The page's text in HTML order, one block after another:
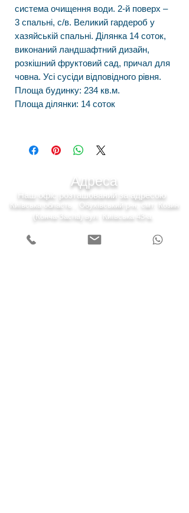
система очищення води. 2-й поверх –
3 спальні, с/в. Великий гардероб у
хазяйській спальні. Ділянка 14 соток,
виконаний ландшафтний дизайн,
розкішний фруктовий сад, причал для
човна. Усі сусіди відповідного рівня.
Площа будинку: 234 кв.м.
Площа ділянки: 14 соток
Адреса
Наш офіс розташований за адресою
Київська область , Обухівський р-н, смт. Козин
(Конча-Заспа) вул. Київська 43-а.